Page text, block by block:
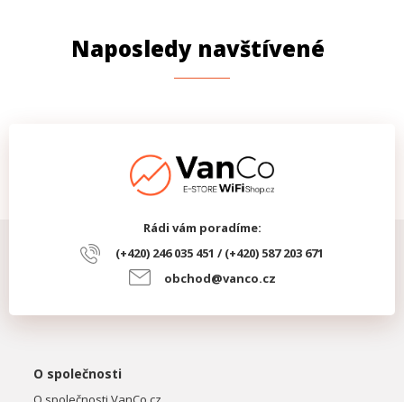
Naposledy navštívené
Rádi vám poradíme:
(+420) 246 035 451 / (+420) 587 203 671
obchod@vanco.cz
O společnosti